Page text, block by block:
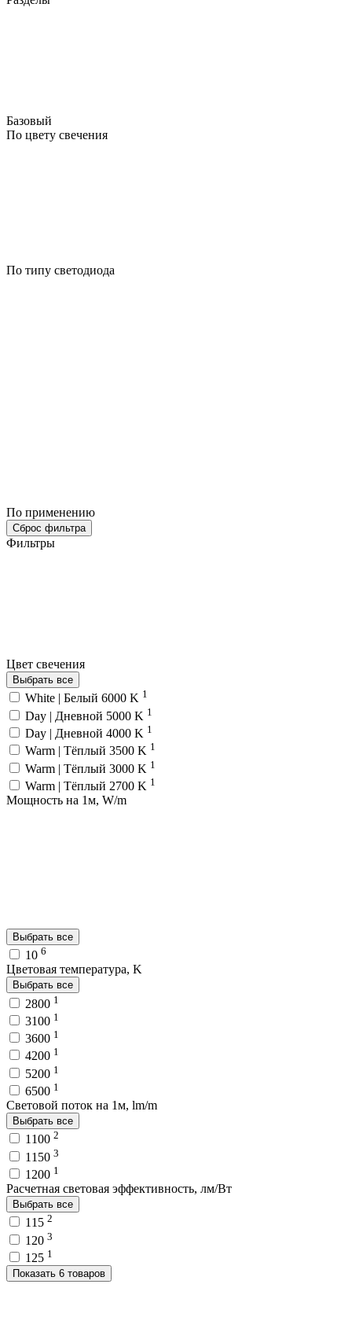
Базовый
По цвету свечения
По типу светодиода
По применению
Сброс фильтра
Фильтры
Цвет свечения
Выбрать все
White | Белый 6000 K 1
Day | Дневной 5000 K 1
Day | Дневной 4000 K 1
Warm | Тёплый 3500 K 1
Warm | Тёплый 3000 K 1
Warm | Тёплый 2700 K 1
Мощность на 1м, W/m
Выбрать все
10 6
Цветовая температура, K
Выбрать все
2800 1
3100 1
3600 1
4200 1
5200 1
6500 1
Световой поток на 1м, lm/m
Выбрать все
1100 2
1150 3
1200 1
Расчетная световая эффективность, лм/Вт
Выбрать все
115 2
120 3
125 1
Показать 6 товаров